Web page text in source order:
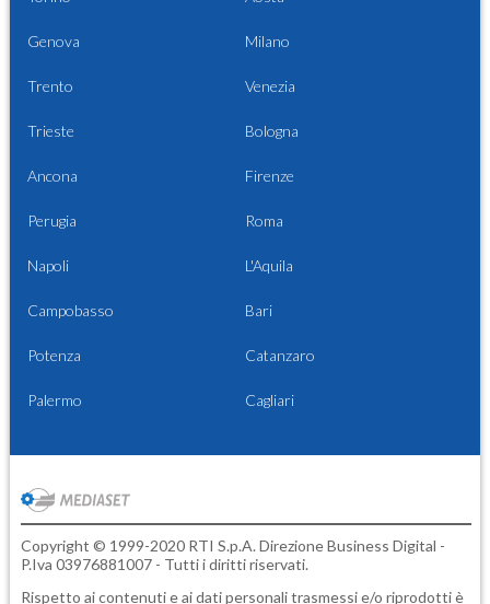
Genova Milano
Trento Venezia
Trieste Bologna
Ancona Firenze
Perugia Roma
Napoli L'Aquila
Campobasso Bari
Potenza Catanzaro
Palermo Cagliari
Copyright © 1999-2020 RTI S.p.A. Direzione Business Digital -
P.Iva 03976881007 - Tutti i diritti riservati.
Rispetto ai contenuti e ai dati personali trasmessi e/o riprodotti è